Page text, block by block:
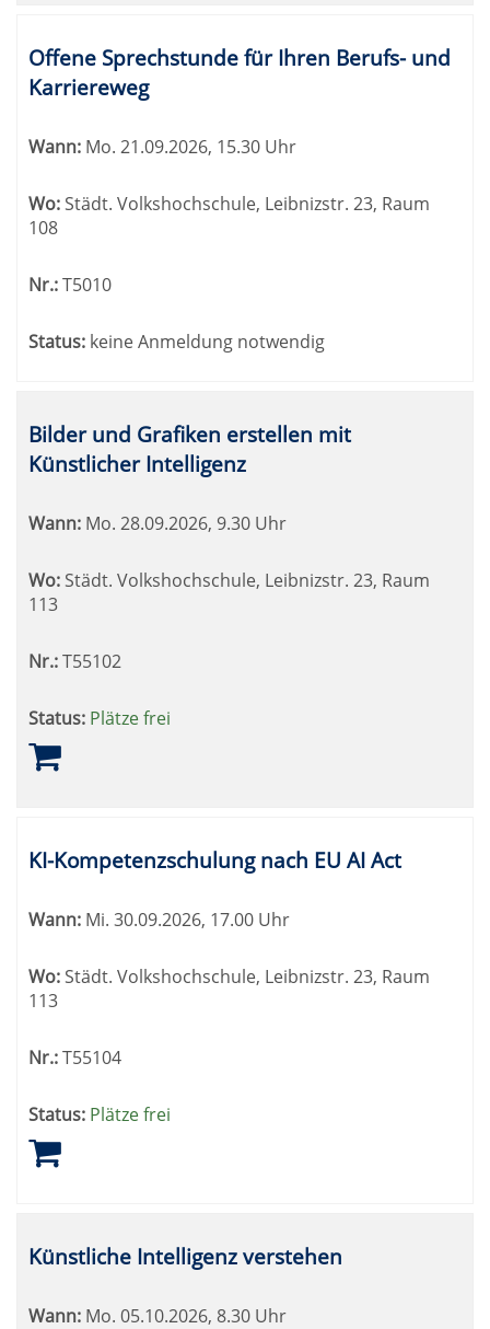
Offene Sprechstunde für Ihren Berufs- und
Karriereweg
Wann: Mo. 21.09.2026, 15.30 Uhr
Wo:Städt. Volkshochschule, Leibnizstr. 23, Raum
108
Nr.:T5010
Status: keine Anmeldung notwendig
Bilder und Grafiken erstellen mit
Künstlicher Intelligenz
Wann: Mo. 28.09.2026, 9.30 Uhr
Wo: Städt. Volkshochschule, Leibnizstr. 23, Raum
113
Nr.:T55102
Status: Plätze frei
KI-Kompetenzschulung nach EU AI Act
Wann: Mi. 30.09.2026, 17.00 Uhr
Wo:Städt. Volkshochschule, Leibnizstr. 23, Raum
113
Nr.:T55104
Status: Plätze frei
Künstliche Intelligenz verstehen
Wann: Mo. 05.10.2026, 8.30 Uhr